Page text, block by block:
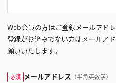
Web会員の方はご登録メールアド
登録がお済みでない方はメールア
願いいたします。
必須 メールアドレス （半角英数字）